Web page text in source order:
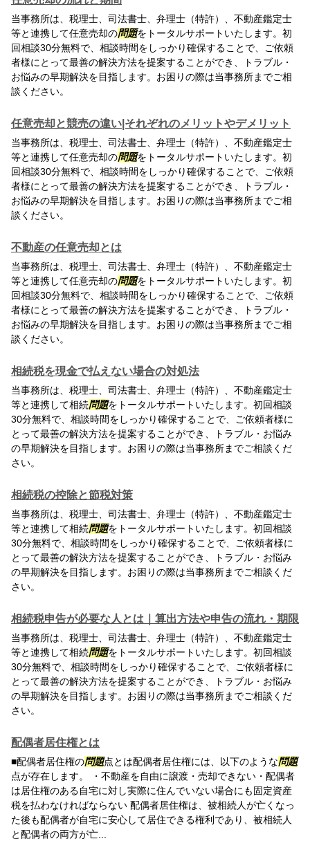
当事務所は、税理士、司法書士、弁理士（特許）、不動産鑑定士
等と連携して任意売却の問題をトータルサポートいたします。初
回相談30分無料で、相談時間をしっかり確保することで、ご依頼
者様にとって最善の解決方法を提案することができ、トラブル・
お悩みの早期解決を目指します。お困りの際は当事務所までご相
談ください。
任意売却と競売の違い|それぞれのメリットやデメリット
当事務所は、税理士、司法書士、弁理士（特許）、不動産鑑定士
等と連携して任意売却の問題をトータルサポートいたします。初
回相談30分無料で、相談時間をしっかり確保することで、ご依頼
者様にとって最善の解決方法を提案することができ、トラブル・
お悩みの早期解決を目指します。お困りの際は当事務所までご相
談ください。
不動産の任意売却とは
当事務所は、税理士、司法書士、弁理士（特許）、不動産鑑定士
等と連携して任意売却の問題をトータルサポートいたします。初
回相談30分無料で、相談時間をしっかり確保することで、ご依頼
者様にとって最善の解決方法を提案することができ、トラブル・
お悩みの早期解決を目指します。お困りの際は当事務所までご相
談ください。
相続税を現金で払えない場合の対処法
当事務所は、税理士、司法書士、弁理士（特許）、不動産鑑定士
等と連携して相続問題をトータルサポートいたします。初回相談
30分無料で、相談時間をしっかり確保することで、ご依頼者様に
とって最善の解決方法を提案することができ、トラブル・お悩み
の早期解決を目指します。お困りの際は当事務所までご相談くだ
さい。
相続税の控除と節税対策
当事務所は、税理士、司法書士、弁理士（特許）、不動産鑑定士
等と連携して相続問題をトータルサポートいたします。初回相談
30分無料で、相談時間をしっかり確保することで、ご依頼者様に
とって最善の解決方法を提案することができ、トラブル・お悩み
の早期解決を目指します。お困りの際は当事務所までご相談くだ
さい。
相続税申告が必要な人とは｜算出方法や申告の流れ・期限
当事務所は、税理士、司法書士、弁理士（特許）、不動産鑑定士
等と連携して相続問題をトータルサポートいたします。初回相談
30分無料で、相談時間をしっかり確保することで、ご依頼者様に
とって最善の解決方法を提案することができ、トラブル・お悩み
の早期解決を目指します。お困りの際は当事務所までご相談くだ
さい。
配偶者居住権とは
■配偶者居住権の問題点とは配偶者居住権には、以下のような問題
点が存在します。 ・不動産を自由に譲渡・売却できない・配偶者
は居住権のある自宅に対し実際に住んでいない場合にも固定資産
税を払わなければならない 配偶者居住権は、被相続人が亡くなっ
た後も配偶者が自宅に安心して居住できる権利であり、被相続人
と配偶者の両方が亡...